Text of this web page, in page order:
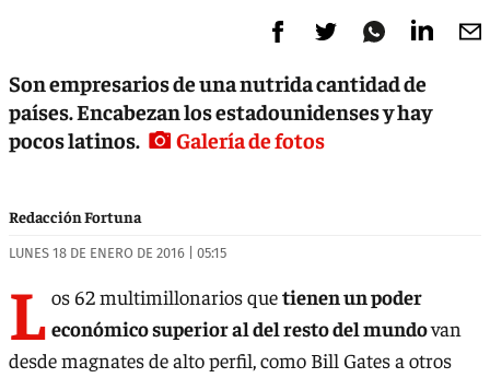
Son empresarios de una nutrida cantidad de
países. Encabezan los estadounidenses y hay
pocos latinos.
Galería de fotos
Redacción Fortuna
LUNES 18 DE ENERO DE 2016 | 05:15
L os 62 multimillonarios quetienen un poder
económico superior al del resto del mundovan
desde magnates de alto perfil, como Bill Gates a otros